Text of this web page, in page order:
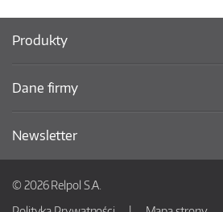
Produkty
Dane firmy
Newsletter
© 2026 Relpol S.A.